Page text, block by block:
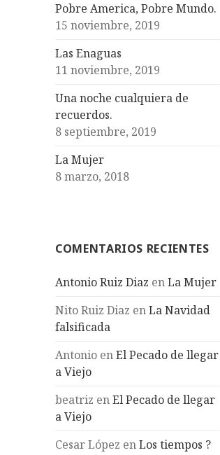
Pobre America, Pobre Mundo.
15 noviembre, 2019
Las Enaguas
11 noviembre, 2019
Una noche cualquiera de
recuerdos.
8 septiembre, 2019
La Mujer
8 marzo, 2018
COMENTARIOS RECIENTES
Antonio Ruiz Diaz enLa Mujer
Nito Ruiz Diaz enLa Navidad
falsificada
Antonio enEl Pecado de llegar
a Viejo
beatriz enEl Pecado de llegar
a Viejo
Cesar López enLos tiempos ?